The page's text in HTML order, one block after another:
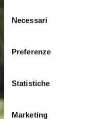
delNecessari
Preferenze
Statistiche
Marketing